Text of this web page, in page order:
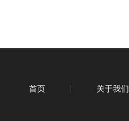
首页 关于我们